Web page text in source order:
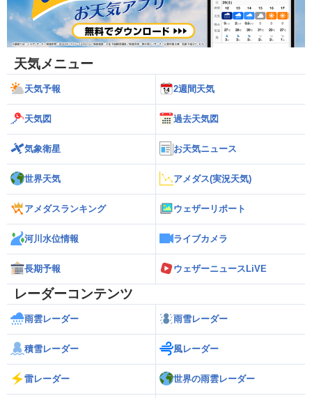
天気メニュー
天気予報 2週間天気
天気図 過去天気図
気象衛星 お天気ニュース
世界天気 アメダス(実況天気)
アメダスランキング ウェザーリポート
河川水位情報 ライブカメラ
長期予報 ウェザーニュースLiVE
レーダーコンテンツ
雨雲レーダー 雨雪レーダー
積雪レーダー 風レーダー
雷レーダー 世界の雨雲レーダー